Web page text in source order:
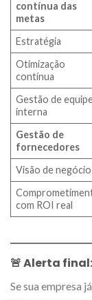
contínua das
metas
Estratégia
Otimização
contínua
Gestão de
interna
Gestão de
fornecedores
Visão de negócio
com ROI real
🚨 Alerta final:
Se sua empresa